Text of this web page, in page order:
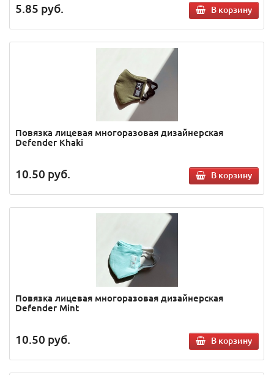
5.85 руб. В корзину
Повязка лицевая многоразовая дизайнерская
Defender Khaki
10.50 руб. В корзину
Повязка лицевая многоразовая дизайнерская
Defender Mint
10.50 руб. В корзину